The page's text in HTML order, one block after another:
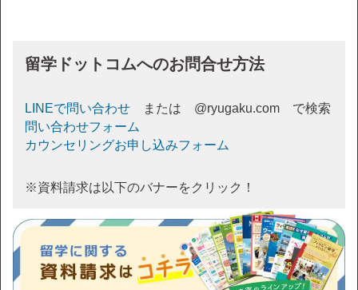
留学ドットコムへのお問合せ方法
LINEで問い合わせ または @ryugaku.com で検索
問い合わせフォーム
カウンセリングお申し込みフォーム
※資料請求は以下のバナーをクリック！